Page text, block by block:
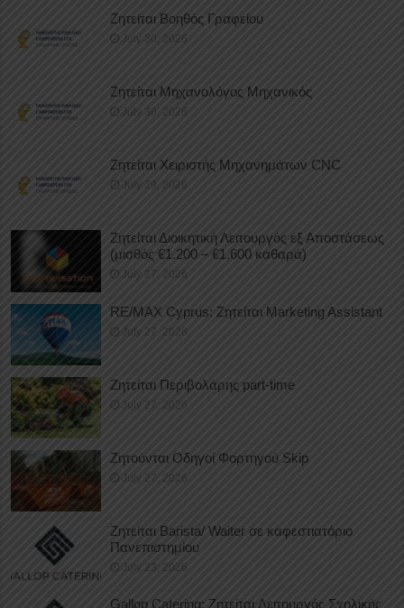
Ζητείται Βοηθός Γραφείου
July 30, 2026
Ζητείται Μηχανολόγος Μηχανικός
July 30, 2026
Ζητείται Χειριστής Μηχανημάτων CNC
July 29, 2026
Ζητείται Διοικητική Λειτουργός εξ Αποστάσεως
(μισθός €1.200 – €1.600 καθαρά)
July 27, 2026
RE/MAX Cyprus: Ζητείται Marketing Assistant
July 27, 2026
Ζητείται Περιβολάρης part-time
July 27, 2026
Ζητούνται Οδηγοί Φορτηγού Skip
July 27, 2026
Ζητείται Barista/ Waiter σε καφεστιατόριο
Πανεπιστημίου
July 23, 2026
Gallop Catering: Ζητείται Λειτουργός Σχολικής